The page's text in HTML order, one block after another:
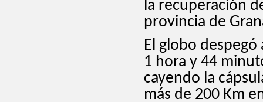
la recuperación
provincia de
El globo
1 hora y 44
cayendo la
más de 200 Km